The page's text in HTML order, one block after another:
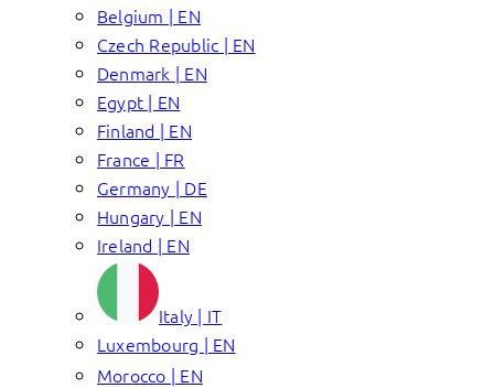
Belgium | EN
Czech Republic | EN
Denmark | EN
Egypt | EN
Finland | EN
France | FR
Germany | DE
Hungary | EN
Ireland | EN
Italy | IT
Luxembourg | EN
Morocco | EN